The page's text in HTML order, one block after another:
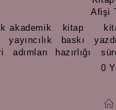
Afişi
,
akademik
yayıncılık
adımları
kitap
baskı
hazırlığı
0